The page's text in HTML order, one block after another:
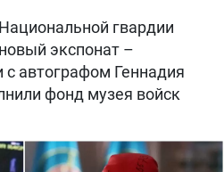
гвардии
экспонат –
с автографом Геннадия
фонд музея войск